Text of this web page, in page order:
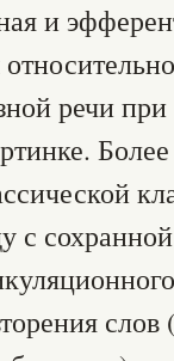
и
речи
с
слов